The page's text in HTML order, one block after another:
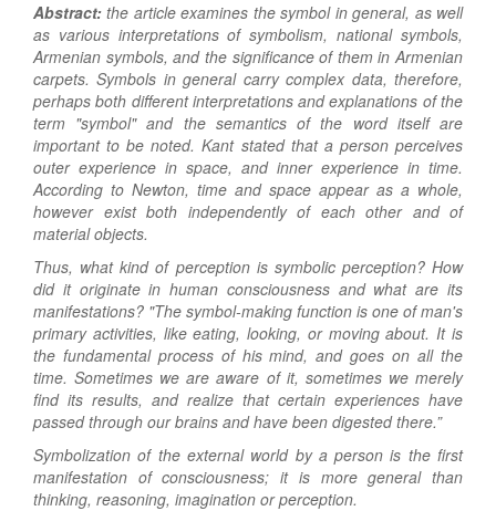
Abstract: the article examines the symbol in general, as well
as various interpretations of symbolism, national symbols,
Armenian symbols, and the significance of them in Armenian
carpets. Symbols in general carry complex data, therefore,
perhaps both different interpretations and explanations of the
term "symbol" and the semantics of the word itself are
important to be noted. Kant stated that a person perceives
outer experience in space, and inner experience in time.
According to Newton, time and space appear as a whole,
however exist both independently of each other and of
material objects.
Thus, what kind of perception is symbolic perception? How
did it originate in human consciousness and what are its
manifestations? "The symbol-making function is one of man's
primary activities, like eating, looking, or moving about. It is
the fundamental process of his mind, and goes on all the
time. Sometimes we are aware of it, sometimes we merely
find its results, and realize that certain experiences have
passed through our brains and have been digested there.”
Symbolization of the external world by a person is the first
manifestation of consciousness; it is more general than
thinking, reasoning, imagination or perception.